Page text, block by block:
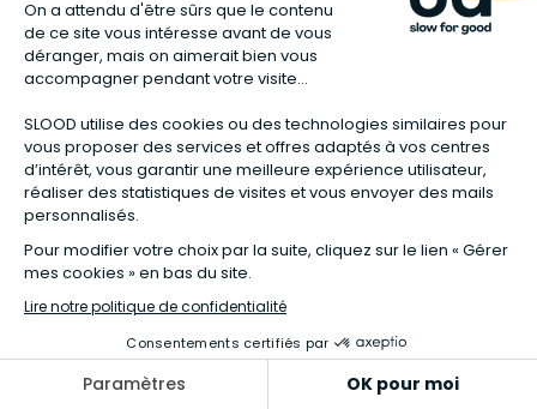
ACHAT NATURE
Nématodes SF contre thrips
- 100 millions - 200 m²
ACHAT NATURE
Nématodes SC contre
doryphore de la pomme de
17,00 €